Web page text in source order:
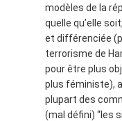
modèles de la
quelle qu’elle
et différenciée
terrorisme de
pour être plus
plus féministe),
plupart des
(mal défini) “les